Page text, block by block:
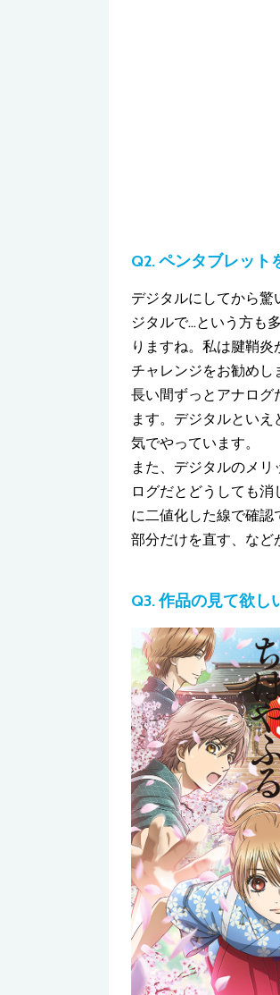
Q2. ペンタブレット
デジタルにしてから
ジタルで…という方も
りますね。私は腱鞘
チャレンジをお勧めし
長い間ずっとアナログ
ます。デジタルとい
気でやっています。
また、デジタルのメ
ログだとどうしても
に二値化した線で確
部分だけを直す、など
Q3. 作品の見て欲し